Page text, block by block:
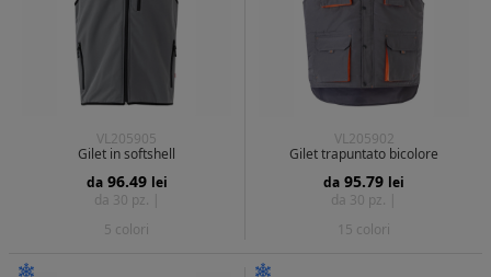
VL205905
Gilet in softshell
da 96.49 lei
da 30 pz. |
5 colori
VL205902
Gilet trapuntato bicolore
da 95.79 lei
da 30 pz. |
15 colori